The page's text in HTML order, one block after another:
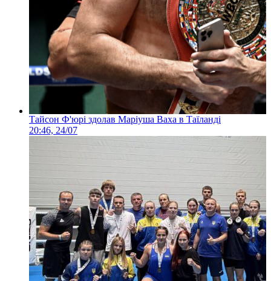
Тайсон Ф'юрі здолав Маріуша Ваха в Таїланді
20:46, 24/07